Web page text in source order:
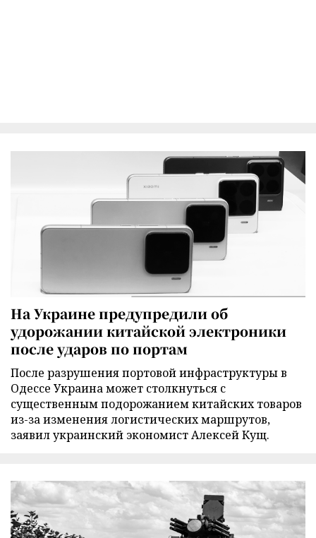
На Украине предупредили об
удорожании китайской электроники
после ударов по портам
После разрушения портовой инфраструктуры в
Одессе Украина может столкнуться с
существенным подорожанием китайских товаров
из-за изменения логистических маршрутов,
заявил украинский экономист Алексей Кущ.